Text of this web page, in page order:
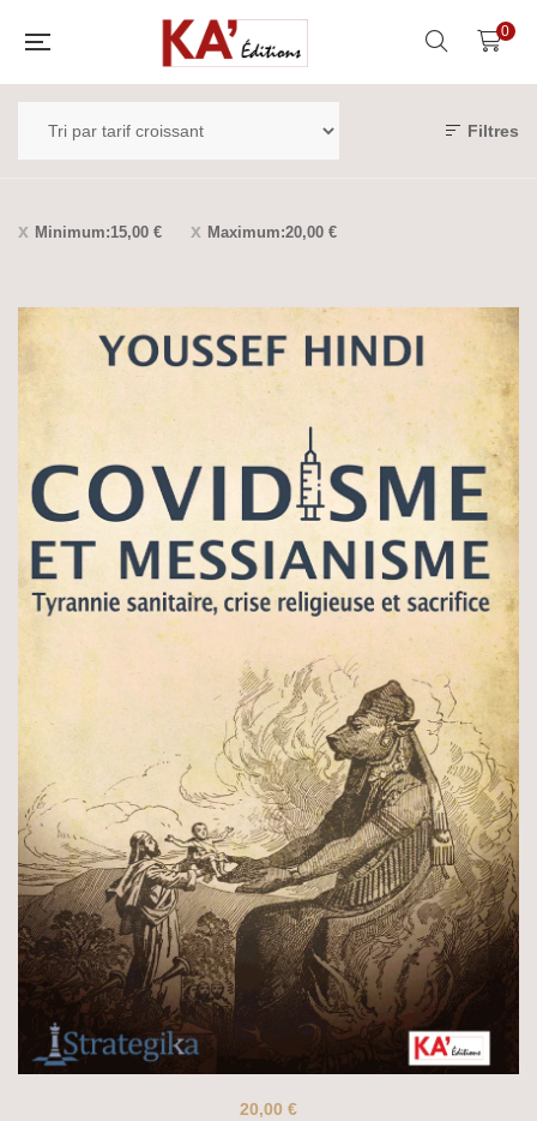
0
Filtres
Minimum:15,00 € Maximum:20,00 €
20,00 €